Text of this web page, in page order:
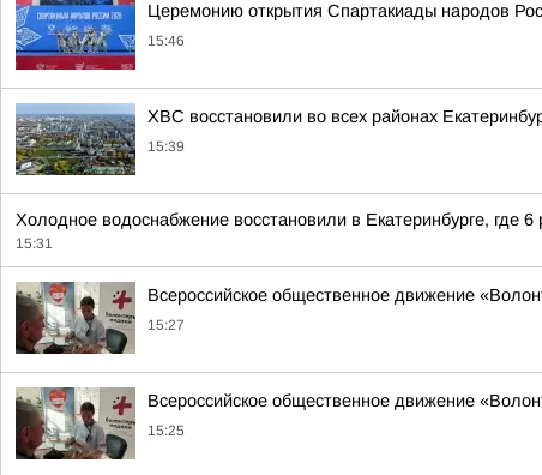
Церемонию открытия Спартакиады народов
15:46
ХВС восстановили во всех районах
15:39
Холодное водоснабжение восстановили в Екатеринбурге, где
15:31
Всероссийское общественное движение
15:27
Всероссийское общественное движение
15:25